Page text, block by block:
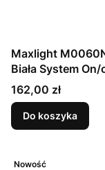
Maxlight
Biała System
Cena
162,00 zł
Do koszyka
Nowość